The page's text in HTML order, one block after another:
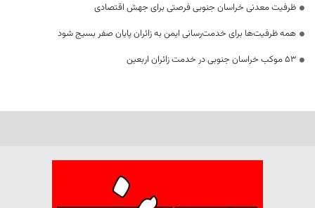
ظرفیت معدنی خراسان جنوبی فرصتی برای جهش اقتصادی
همه ظرفیت‌ها برای خدمت‌رسانی ایمن به زائران پایان صفر بسیج شود
53 موکب خراسان جنوبی در خدمت زائران اربعین